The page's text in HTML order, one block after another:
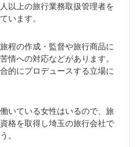
以上の旅行業務取扱管理者を
います。
程の作成・監督や旅行商品に
情への対応などがあります。
的にプロデュースする立場に
いている女性はいるので、旅
格を取得し埼玉の旅行会社で
。